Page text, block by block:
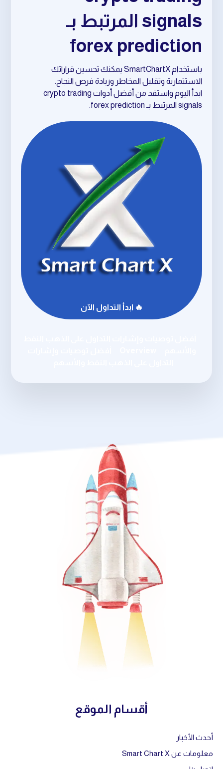
signals المرتبط بـ
forex prediction
باستخدام SmartChartX يمكنك تحسين قراراتك
الاستثمارية وتقليل المخاطر وزيادة فرص النجاح.
ابدأ اليوم واستفد من أفضل أدوات crypto trading
signals المرتبط بـ forex prediction.
🔥 ابدأ التداول الآن
أقسام الموقع
أحدث الأخبار
معلومات عن Smart Chart X